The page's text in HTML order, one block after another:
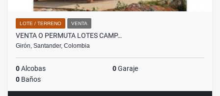
LOTE / TERRENO VENTA
VENTA O PERMUTA LOTES CAMP…
Girón, Santander, Colombia
0Alcobas 0Garaje
0 Baños